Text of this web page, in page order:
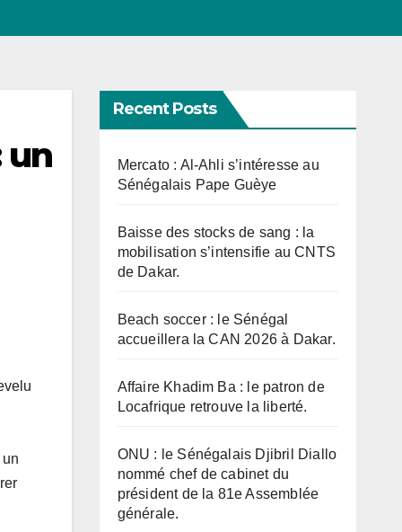
un
Recent Posts
Mercato : Al-Ahli s’intéresse au
Sénégalais Pape Guèye
Baisse des stocks de sang : la
mobilisation s’intensifie au CNTS
de Dakar.
Beach soccer : le Sénégal
accueillera la CAN 2026 à Dakar.
Affaire Khadim Ba : le patron de
Locafrique retrouve la liberté.
ONU : le Sénégalais Djibril Diallo
nommé chef de cabinet du
président de la 81e Assemblée
générale.